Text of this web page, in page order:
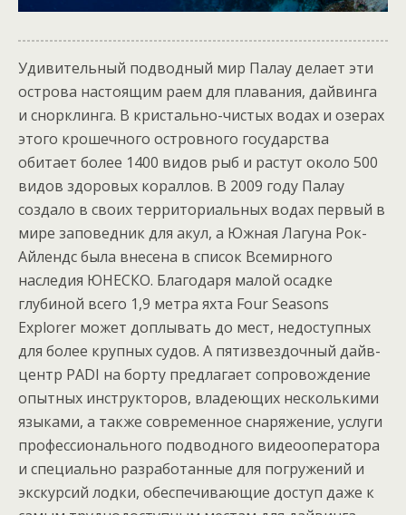
Удивительный подводный мир Палау делает эти
острова настоящим раем для плавания, дайвинга
и снорклинга. В кристально-чистых водах и озерах
этого крошечного островного государства
обитает более 1400 видов рыб и растут около 500
видов здоровых кораллов. В 2009 году Палау
создало в своих территориальных водах первый в
мире заповедник для акул, а Южная Лагуна Рок-
Айлендс была внесена в список Всемирного
наследия ЮНЕСКО. Благодаря малой осадке
глубиной всего 1,9 метра яхта Four Seasons
Explorer может доплывать до мест, недоступных
для более крупных судов. А пятизвездочный дайв-
центр PADI на борту предлагает сопровождение
опытных инструкторов, владеющих несколькими
языками, а также современное снаряжение, услуги
профессионального подводного видеооператора
и специально разработанные для погружений и
экскурсий лодки, обеспечивающие доступ даже к